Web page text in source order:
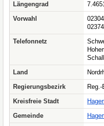
Längengrad
Vorwahl
02374
Telefonnetz
Land
Regierungsbezirk
Kreisfreie Stadt
Gemeinde